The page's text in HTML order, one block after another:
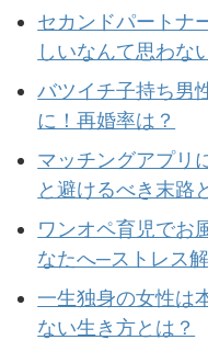
セカンドパートナ
しいなんて思わな
バツイチ子持ち男
に！再婚率は？
マッチングアプリ
と避けるべき末路
ワンオペ育児でお
なたへ─ストレス
一生独身の女性は
ない生き方とは？